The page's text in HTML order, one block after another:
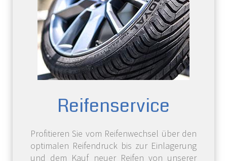
Reifen­service
Profitieren Sie vom Reifenwechsel über den
optimalen Reifendruck bis zur Einlagerung
und dem Kauf neuer Reifen von unserer